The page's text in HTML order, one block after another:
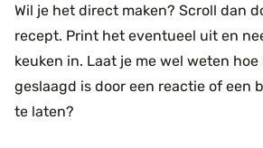
Wil je het direct maken? Scroll dan
recept. Print het eventueel uit en
keuken in. Laat je me wel weten
geslaagd is door een reactie of een
te laten?